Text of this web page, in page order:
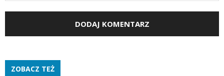
ZOBACZ TEŻ